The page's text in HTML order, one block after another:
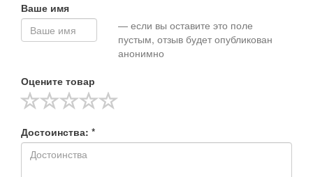
Ваше имя
— если вы оставите это поле
пустым, отзыв будет опубликован
анонимно
Оцените товар
Достоинства: *